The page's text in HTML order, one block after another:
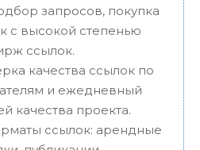
запросов, покупка
с высокой степенью
ссылок.
качества ссылок по
и ежедневный
качества проекта.
ссылок: арендные